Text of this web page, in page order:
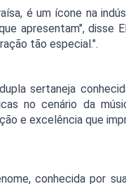
é um ícone na
apresentam", disse
tão especial.".
sertaneja
no cenário da
e excelência que
conhecida por